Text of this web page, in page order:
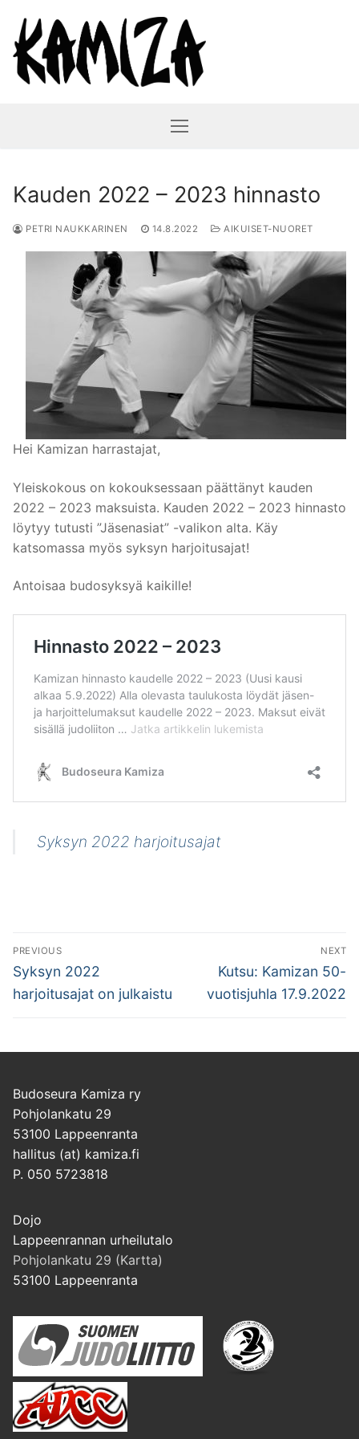
sisältöön
Kauden 2022 – 2023 hinnasto
PETRI NAUKKARINEN 14.8.2022 AIKUISET-NUORET
Hei Kamizan harrastajat,
Yleiskokous on kokouksessaan päättänyt kauden
2022 – 2023 maksuista. Kauden 2022 – 2023 hinnasto
löytyy tutusti ”Jäsenasiat” -valikon alta. Käy
katsomassa myös syksyn harjoitusajat!
Antoisaa budosyksyä kaikille!
Syksyn 2022 harjoitusajat
Artikkelien
selaus
PREVIOUS
Previous
post:
Syksyn 2022
harjoitusajat on julkaistu
NEXT
Next
post:
Kutsu: Kamizan 50-
vuotisjuhla 17.9.2022
Budoseura Kamiza ry
Pohjolankatu 29
53100 Lappeenranta
hallitus (at) kamiza.fi
P. 050 5723818
Dojo
Lappeenrannan urheilutalo
Pohjolankatu 29 (Kartta)
53100 Lappeenranta